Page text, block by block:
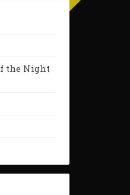
the Night